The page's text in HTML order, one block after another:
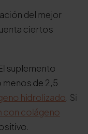
del mejor
ciertos
suplemento
de 2,5
hidrolizado. Si
con colágeno